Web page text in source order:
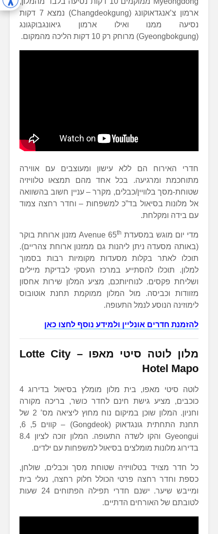
ארמון צ’אנגדאוקונג (Changdeokgung) נמצא 7 דקות
נסיעה ממנו ואילו ארמון גיאונגבוקגונג
(Gyeongbokgung) מרוחק רק 10 דקות הליכה מהמקום.
חדרי האירוח הם ללא עישון ומעוצבים עם אווירה
מתוחכמת ומרגיעה. בכל אחד מהם תמצאו טלוויזיה
שטוחת-מסך בלוויין/כבלים, מקרר – עניין חשוב בהשוואה
אל מלונות בסיאול בד”כ למשפחות – וחדר רחצה צמוד
עם בידה ומקלחת.
מדי יום מוגש במסעדת Avenue 65 th
מזנון ארוחת בוקר
(באותה מסעדה ניתן ליהנות גם ממזנון ארוחת צהריים).
תוכלו לאתר בקלות מסעדות מקומיות רבות בסמוך
למלון. תוכלו להסתייע במרכז העסקי לבדיקת מיילים
ושליחת פקסים. לנוחיותכם, מציע המלון שירות אחסון
מזוודות וכביסה. מול המלון ממוקמת תחנת אוטובוס
לימוזינה הנוסע לנמל התעופה.
להזמנת חדרים אונליין ולמידע נוסף לחצו כאן
מלון לוטה סיטי מאפו –
Lotte City
Hotel Mapo
לוטה סיטי מאפו, בית מלון מומלץ בסיאול בדירוג 4
כוכבים, מציע גישת חינם לחדר כושר, בריכה מקורה
וחניון. המלון שוכן במיקום נוח מחוץ ליציאה מס’ 2 של
תחנת התחתית גונגדאוק (Gongdeok) – קווים 5, 6,
Gyeongui והקו לשדה התעופה. המלון זוכה לציון 8.4
בדירוג מלונות מומלצים בסיאול למשפחות עם ילדים.
כל חדר מצויד בטלוויזיה שטוחת מסך וכבלים, שולחן,
כספת וחדר רחצה פרטי הכולל חלוק רחצה, נעלי בית
ומייבש שיער. ישנם חדרי תפילה הפתוחים 24 שעות
לטובתם של האורחים הדתיים.